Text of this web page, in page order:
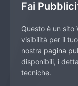
Fai
Questo è un sito
visibilità per il
nostra pagina
disponibili, i
tecniche.